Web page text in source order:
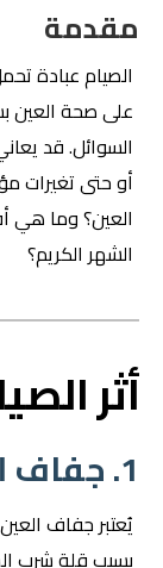
مقدمة
الصيامعبادة
على صحة العين
السوائل. قد
أو حتى تغيرات
العين؟ وما هي
الشهر الكريم؟
أثر
1. جفاف العين ونقص الترطيب
يُعتبر جفاف
بسبب قلة شرب